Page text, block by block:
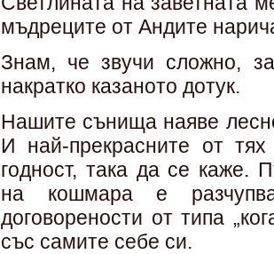
мъдреците от Андите
Знам, че звучи сложно,
накратко казаното дотук.
Нашите сънища наяве
И най-прекрасните от
годност, така да се каже.
на кошмара е
договорености от типа
със самите себе си.